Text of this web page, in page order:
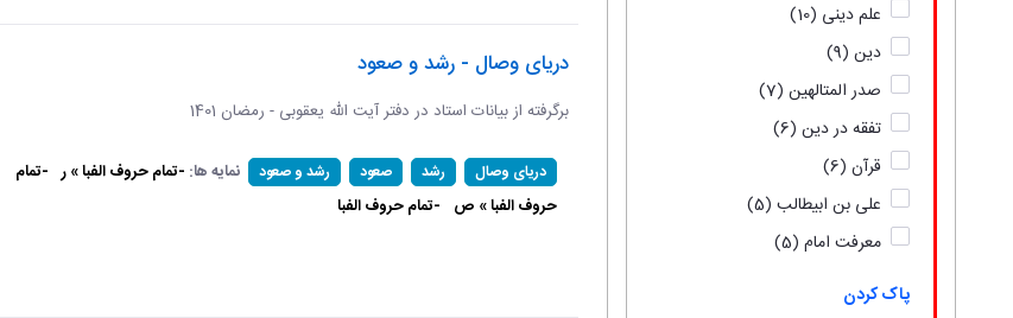
علم دینی (10)
دین (9)
صدر المتالهین (7)
تفقه در دین (6)
قرآن (6)
علی بن ابیطالب (5)
معرفت امام (5)
پاک کردن
دریای وصال - رشد و صعود
برگرفته از بیانات استاد در دفتر آیت الله یعقوبی - رمضان 1401
دریای وصال رشد صعود رشد و صعود نمایه ها: -تمام حروف الفبا » ر -تمام
حروف الفبا » ص -تمام حروف الفبا